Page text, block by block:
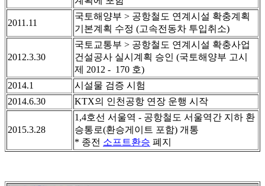
2011.11
국토해양부 > 공항철도 연계시설 확충계획
기본계획 수정 (고속전동차 투입취소)
2012.3.30
국토교통부 > 공항철도 연계시설 확충사업
건설공사 실시계획 승인 (국토해양부 고시
제 2012 - 170 호)
2014.1
시설물 검증 시험
2014.6.30
KTX의 인천공항 연장 운행 시작
2015.3.28
1,4호선 서울역 - 공항철도 서울역간 지하 환
승통로(환승게이트 포함) 개통
* 종전 소프트환승 폐지